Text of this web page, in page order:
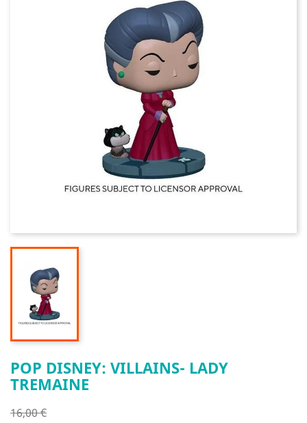
POP DISNEY: VILLAINS- LADY
TREMAINE
16,00 €